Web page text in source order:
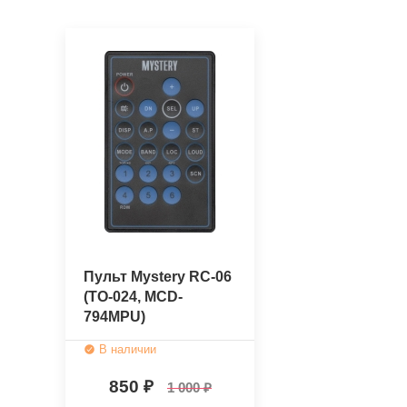
Пульт Mystery RC-06
(TO-024, MCD-
794MPU)
(оригинальный)
В наличии
850 1 000